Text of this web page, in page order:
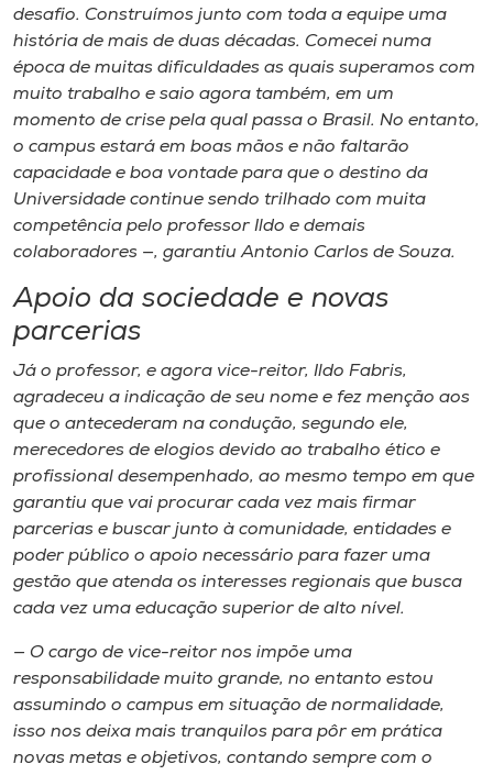
desafio. Construímos junto com toda a equipe uma
história de mais de duas décadas. Comecei numa
época de muitas dificuldades as quais superamos com
muito trabalho e saio agora também​,​ em um
momento de crise pela qual passa o Brasil. No entanto​,​
o campus estará em boas mãos e não faltar​ão​
capacidade e boa vontade para que o destino da
Universidade continue sendo trilhado com muita
competência pelo professor Ildo e demais
colaboradores —, garantiu Antonio Carlos de Souza.
Apoio da sociedade e novas
parcerias
Já o professor​,​ e agora ​v​ice​-reitor​,​ Ildo Fabris,
agradeceu a indicação de seu nome e fez menção aos
que o antecederam na condução, segundo ele​,​
merecedores de elogios devido ao trabalho ético e
profissional desempenhado, ao mesmo tempo em que
garantiu que vai procurar cada vez mais firmar
parcerias e buscar junto à comunidade, entidades e
poder público o apoio necessário para fazer uma
gestão que atenda os interesses regionais que busca
cada vez uma educação superio​r​ de alto nível.
— O cargo de ​v​ice-reitor nos impõe uma
responsabilidade muito grande, no entanto estou
assumindo o campus em situação de normalidade,
isso nos deixa mais tranquilos para p​ô​r em prática
novas metas e objetivo​s, contando sempre com o